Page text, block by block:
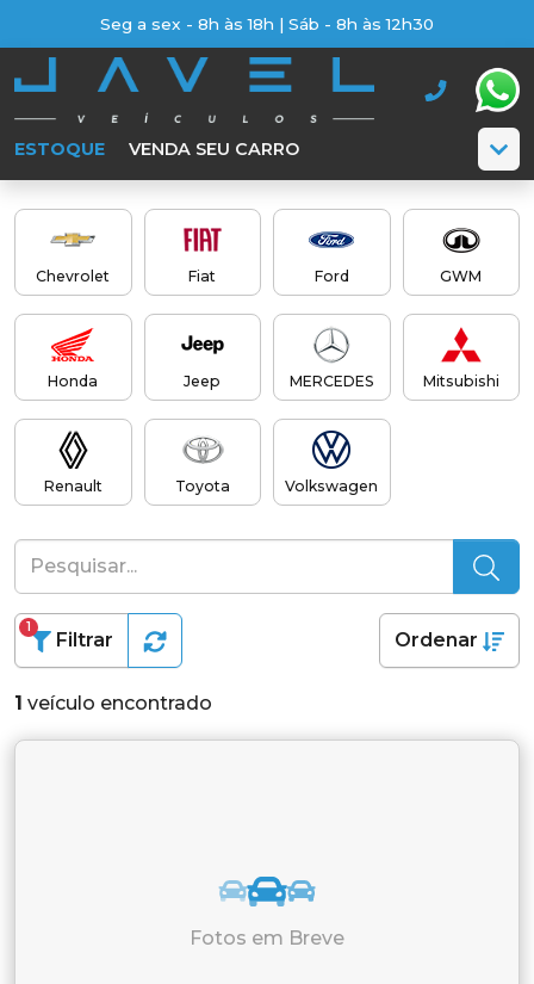
Seg a sex - 8h às 18h | Sáb - 8h às 12h30
ESTOQUE VENDA SEU CARRO
Chevrolet Fiat Ford GWM
Honda Jeep MERCEDES Mitsubishi
Renault Toyota Volkswagen
Filtrar
1
Ordenar
1 veículo encontrado
Fotos em Breve